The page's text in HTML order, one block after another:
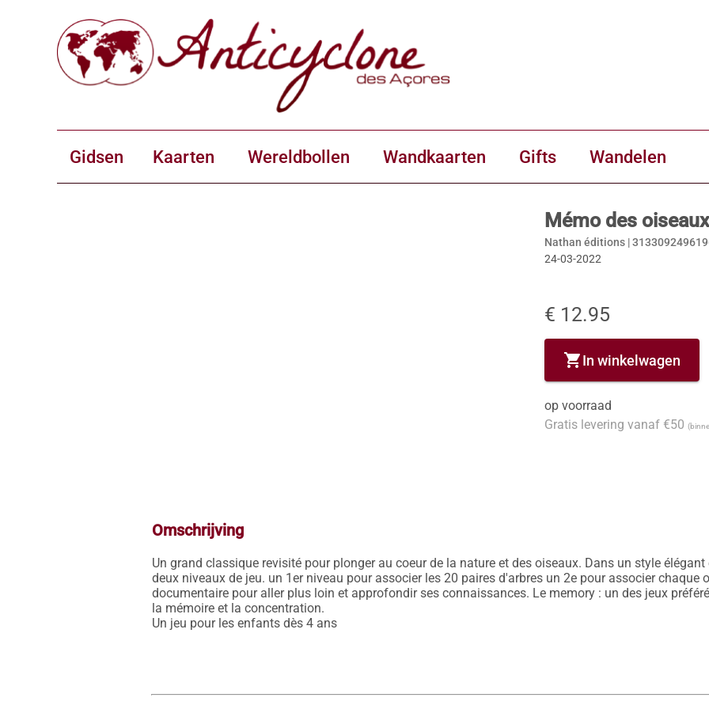
Gidsen Kaarten Wereldbollen Wandkaarten Gifts Wandelen
Mémo des
Nathan éditions |
24-03-2022
€ 12.95
shopping_cartIn winkelwagen
op voorraad
Gratis levering vanaf €50
Omschrijving
Un grand classique revisité pour plonger au coeur de la nature et des oiseaux. Dans un style
deux niveaux de jeu. un 1er niveau pour associer les 20 paires d'arbres un 2e pour associer chaque
documentaire pour aller plus loin et approfondir ses connaissances. Le memory : un des jeux
la mémoire et la concentration.
Un jeu pour les enfants dès 4 ans